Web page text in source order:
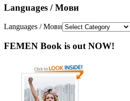
Languages / Мови
Languages / Мови
FEMEN Book is out NOW!